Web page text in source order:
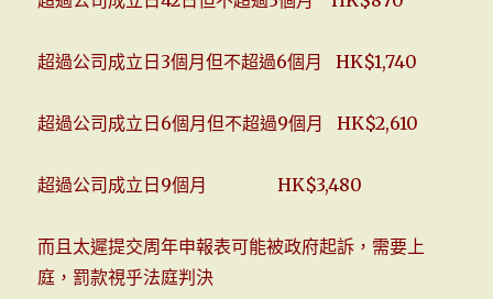
超過公司成立日3個月但不超過6個月 HK$1,740
超過公司成立日6個月但不超過9個月 HK$2,610
超過公司成立日9個月 HK$3,480
而且太遲提交周年申報表可能被政府起訴，需要上
庭，罰款視乎法庭判決